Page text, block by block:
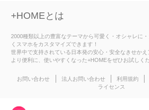
+HOMEとは
2000種類以上の豊富なテーマから可愛く・オシャレに
くスマホをカスタマイズできます！
世界中で支持されている日本発の安心・安全なきせかえ
より便利に、使いやすくなった+HOMEをぜひお試しく
お問い合わせ 法人お問い合わせ 利用規約
ライセンス